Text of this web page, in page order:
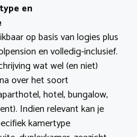
en
op basis van logies plus
en volledig-inclusief.
wat wel (en niet)
over het soort
hotel, bungalow,
Indien relevant kan je
kamertype